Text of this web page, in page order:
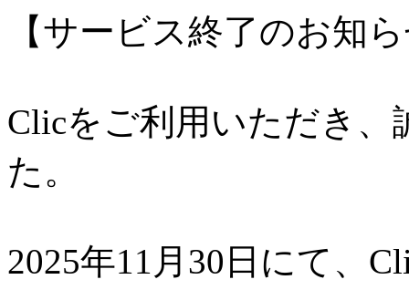
【サービス終了のお知
Clicをご利用いただき
た。
2025年11月30日にて、